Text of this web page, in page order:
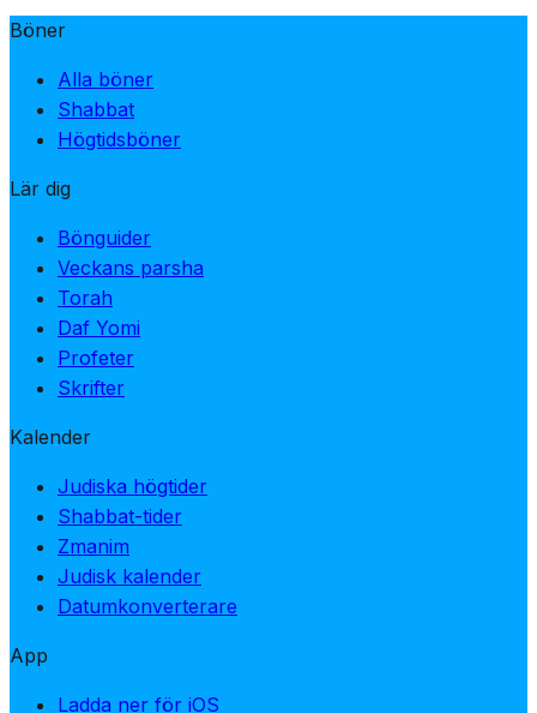
Böner
Alla böner
Shabbat
Högtidsböner
Lär dig
Bönguider
Veckans parsha
Torah
Daf Yomi
Profeter
Skrifter
Kalender
Judiska högtider
Shabbat-tider
Zmanim
Judisk kalender
Datumkonverterare
App
Ladda ner för iOS